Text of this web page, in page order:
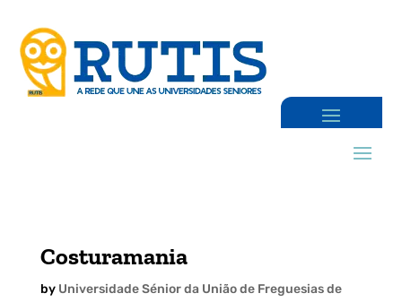
Costuramania
by Universidade Sénior da União de Freguesias de